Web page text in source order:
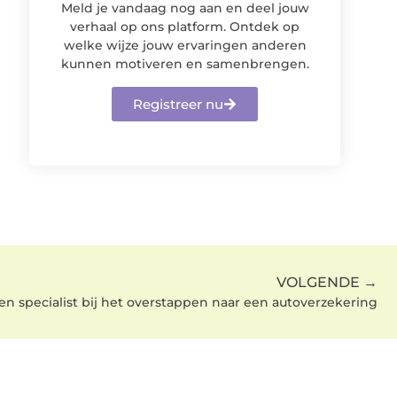
Meld je vandaag nog aan en deel jouw
verhaal op ons platform. Ontdek op
welke wijze jouw ervaringen anderen
kunnen motiveren en samenbrengen.
Registreer nu
VOLGENDE →
specialist bij het overstappen naar een autoverzekering